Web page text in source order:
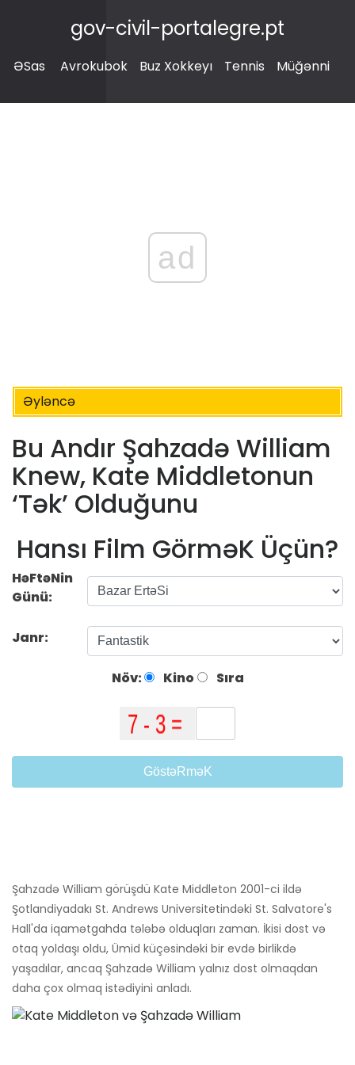
gov-civil-portalegre.pt
ƏSas Avrokubok Buz Xokkeyı Tennis Müğənni
ad
Əyləncə
Bu Andır Şahzadə William
Knew, Kate Middletonun
‘Tək’ Olduğunu
Hansı Film GörməK Üçün?
HəFtəNin
Günü:
Janr:
Növ: Kino Sıra
GöstəRməK
Şahzadə William görüşdü Kate Middleton 2001-ci ildə
Şotlandiyadakı St. Andrews Universitetindəki St. Salvatore's
Hall'da iqamətgahda tələbə olduqları zaman. İkisi dost və
otaq yoldaşı oldu, Ümid küçəsindəki bir evdə birlikdə
yaşadılar, ancaq Şahzadə William yalnız dost olmaqdan
daha çox olmaq istədiyini anladı.